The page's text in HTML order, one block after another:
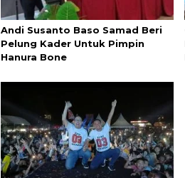
Andi Susanto Baso Samad Beri
Pelung Kader Untuk Pimpin
Hanura Bone